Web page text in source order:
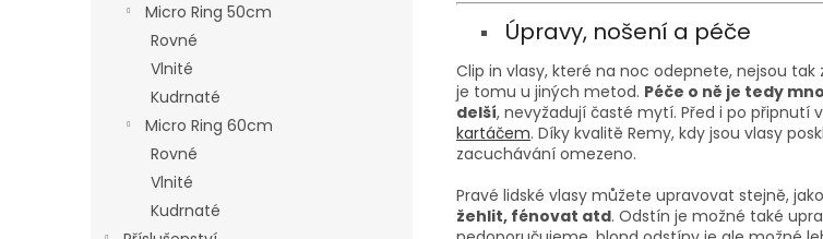
Micro Ring 50cm
Rovné
Vlnité
Kudrnaté
Micro Ring 60cm
Rovné
Vlnité
Kudrnaté
Úpravy, nošení a péče
Clip in vlasy, které na noc odepnete, nejsou
je tomu u jiných metod. Péče o ně je tedy
delší, nevyžadují časté mytí. Před i po připnutí
kartáčem. Díky kvalitě Remy, kdy jsou vlasy
zacuchávání omezeno.
Pravé lidské vlasy můžete upravovat stejně,
žehlit, fénovat atd. Odstín je možné také